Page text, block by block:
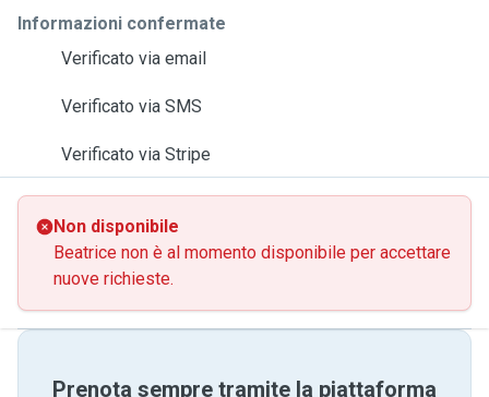
Informazioni confermate
Verificato via email
Verificato via SMS
Verificato via Stripe
Non disponibile
Beatrice non è al momento disponibile per accettare
nuove richieste.
Prenota sempre tramite la piattaforma